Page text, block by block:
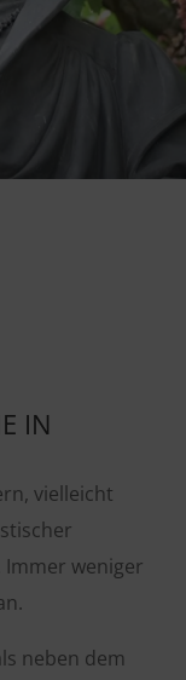
IN
vielleicht
weniger
neben dem